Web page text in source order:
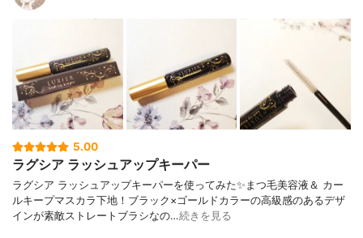
5.00
ラグシア ラッシュアップキーパー
ラグシア ラッシュアップキーパーを使ってみた✨まつ毛美容液＆ カー
ルキープマスカラ下地！ブラック×ゴールドカラーの高級感のあるデザ
インが素敵ストレートブラシなの…続きを見る